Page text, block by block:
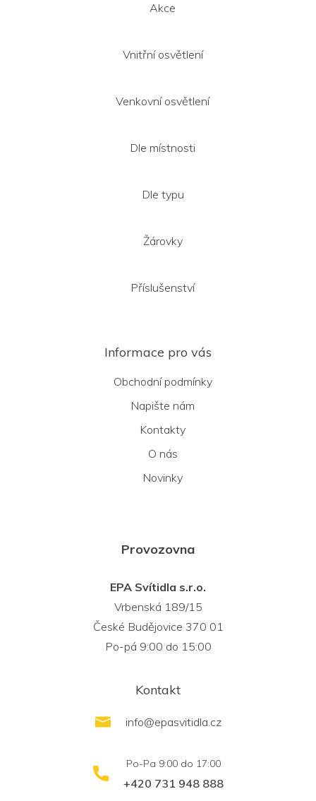
Akce
Vnitřní osvětlení
Venkovní osvětlení
Dle místnosti
Dle typu
Žárovky
Příslušenství
Informace pro vás
Obchodní podmínky
Napište nám
Kontakty
O nás
Novinky
Provozovna
EPA Svítidla s.r.o.
Vrbenská 189/15
České Budějovice 370 01
Po-pá 9:00 do 15:00
Kontakt
info@epasvitidla.cz
+420 731 948 888